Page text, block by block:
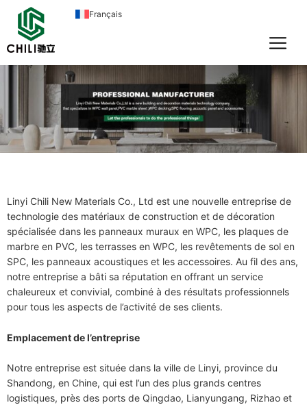
contenu
Français
Linyi Chili New Materials Co., Ltd est une nouvelle entreprise de
technologie des matériaux de construction et de décoration
spécialisée dans les panneaux muraux en WPC, les plaques de
marbre en PVC, les terrasses en WPC, les revêtements de sol en
SPC, les panneaux acoustiques et les accessoires. Au fil des ans,
notre entreprise a bâti sa réputation en offrant un service
chaleureux et convivial, combiné à des résultats professionnels
pour tous les aspects de l’activité de ses clients.
Emplacement de l’entreprise
Notre entreprise est située dans la ville de Linyi, province du
Shandong, en Chine, qui est l’un des plus grands centres
logistiques, près des ports de Qingdao, Lianyungang, Rizhao et